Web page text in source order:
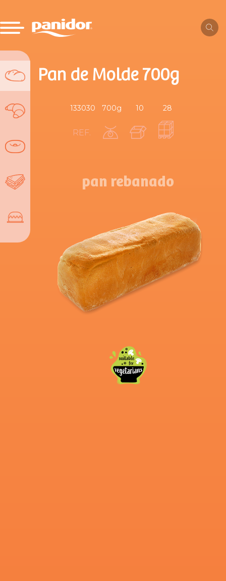
Pan de Molde 700g
REF.
133030 700g 10 28
pan rebanado